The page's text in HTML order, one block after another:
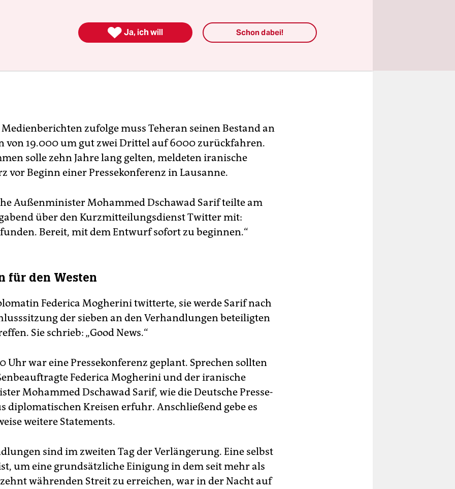
zufolge muss Teheran seinen Bestand an
von 19.000 um gut zwei Drittel auf 6000 zurückfahren.
solle zehn Jahre lang gelten, meldeten iranische
vor Beginn einer Pressekonferenz in Lausanne.
Außenminister Mohammed Dschawad Sarif teilte am
über den Kurzmitteilungsdienst Twitter mit:
Bereit, mit dem Entwurf sofort zu beginnen.“
für den Westen
Federica Mogherini twitterte, sie werde Sarif nach
der sieben an den Verhandlungen beteiligten
Sie schrieb: „Good News.“
Uhr war eine Pressekonferenz geplant. Sprechen sollten
Federica Mogherini und der iranische
Mohammed Dschawad Sarif, wie die Deutsche Presse-
diplomatischen Kreisen erfuhr. Anschließend gebe es
weitere Statements.
sind im zweiten Tag der Verlängerung. Eine selbst
um eine grundsätzliche Einigung in dem seit mehr als
währenden Streit zu erreichen, war in der Nacht auf
 Ja, ich will Schon dabei!